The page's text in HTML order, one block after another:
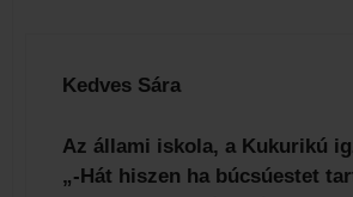
Kedves Sára
Az állami iskola, a Kukurikú
„-Hát hiszen ha búcsúestet